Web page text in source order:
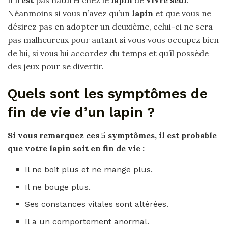
Néanmoins si vous n’avez qu’un lapin et que vous ne
désirez pas en adopter un deuxième, celui-ci ne sera
pas malheureux pour autant si vous vous occupez bien
de lui, si vous lui accordez du temps et qu’il possède
des jeux pour se divertir.
Quels sont les symptômes de
fin de vie d’un lapin ?
Si vous remarquez ces 5 symptômes, il est probable
que votre lapin soit en fin de vie :
Il ne boit plus et ne mange plus.
Il ne bouge plus.
Ses constances vitales sont altérées.
Il a un comportement anormal.